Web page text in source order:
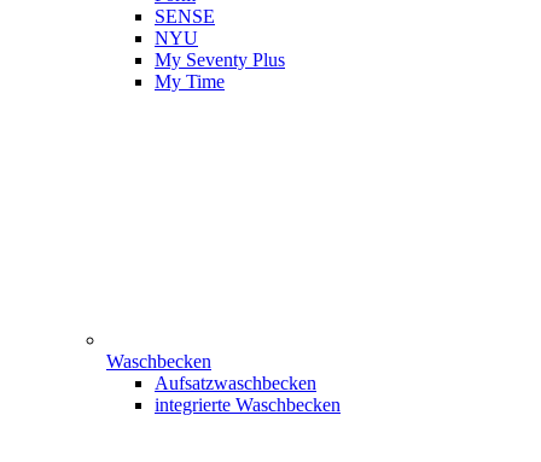
SENSE
NYU
My Seventy Plus
My Time
Waschbecken
Aufsatzwaschbecken
integrierte Waschbecken